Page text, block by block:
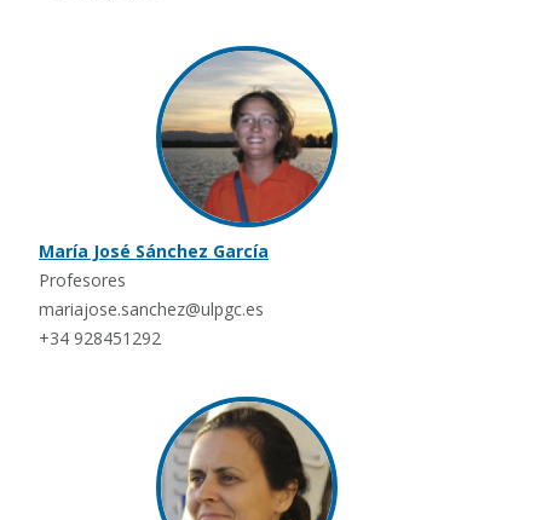
María José Sánchez García
Profesores
mariajose.sanchez@ulpgc.es
+34 928451292